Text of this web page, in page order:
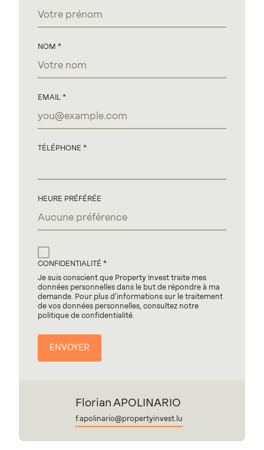
NOM
EMAIL
TÉLÉPHONE
HEURE PRÉFÉRÉE
CONFIDENTIALITÉ
Je suis conscient que Property Invest traite mes
données personnelles dans le but de répondre à ma
demande. Pour plus d'informations sur le traitement
de vos données personnelles, consultez notre
politique de confidentialité.
Florian APOLINARIO
f.apolinario@propertyinvest.lu